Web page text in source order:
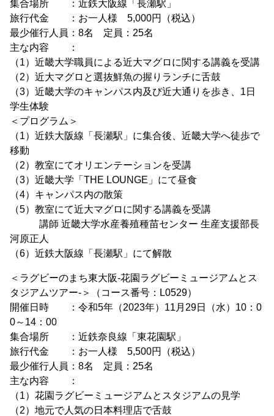
集合場所 ：近鉄大阪線「長瀬駅」
旅行代金 ：お一人様 5,000円（税込）
最少催行人員：8名 定員：25名
主な内容 ：
（1）近畿大学職員による近大マグロに関する講義を受講
（2）近大マグロと選抜鮮魚の握りランチに舌鼓
（3）近畿大学のキャンパス内及び近大通りを歩き、1日
学生体験
＜プログラム＞
（1）近鉄大阪線「長瀬駅」に集合後、近畿大学へ徒歩で
移動
（2）教室にてオリエンテーションを受講
（3）近畿大学「THE LOUNGE」にて昼食
（4）キャンパス内の散策
（5）教室にて近大マグロに関する講義を受講
講師 近畿大学水産養殖種苗センター 生産支援部長
河原正人
（6）近鉄大阪線「長瀬駅」にて解散
＜ラグビーのまち東大阪-花園ラグビーミュージアムとス
タジアムツアー-＞（コース番号：L0529）
開催日時 ：令和5年（2023年）11月29日（水）10：0
0～14：00
集合場所 ：近鉄奈良線「東花園駅」
旅行代金 ：お一人様 5,500円（税込）
最少催行人員：8名 定員：25名
主な内容 ：
（1）花園ラグビーミュージアムとスタジアムの見学
（2）地元で人気の日本料理店で舌鼓